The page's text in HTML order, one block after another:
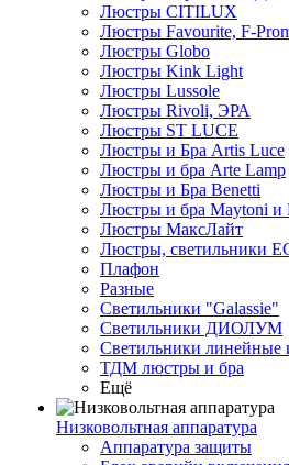
Люстры CITILUX
Люстры Favourite, F-
Люстры Globo
Люстры Kink Light
Люстры Lussole
Люстры Rivoli, ЭРА
Люстры ST LUCE
Люстры и Бра Artis Luce
Люстры и бра Arte Lamp
Люстры и Бра Benetti
Люстры и бра Maytoni и
Люстры МаксЛайт
Люстры, светильники
Плафон
Разные
Светильники "Galassie"
Светильники ДИОЛУМ
Светильники линейные
ТДМ люстры и бра
Ещё
Низковольтная аппаратура
Аппаратура защиты